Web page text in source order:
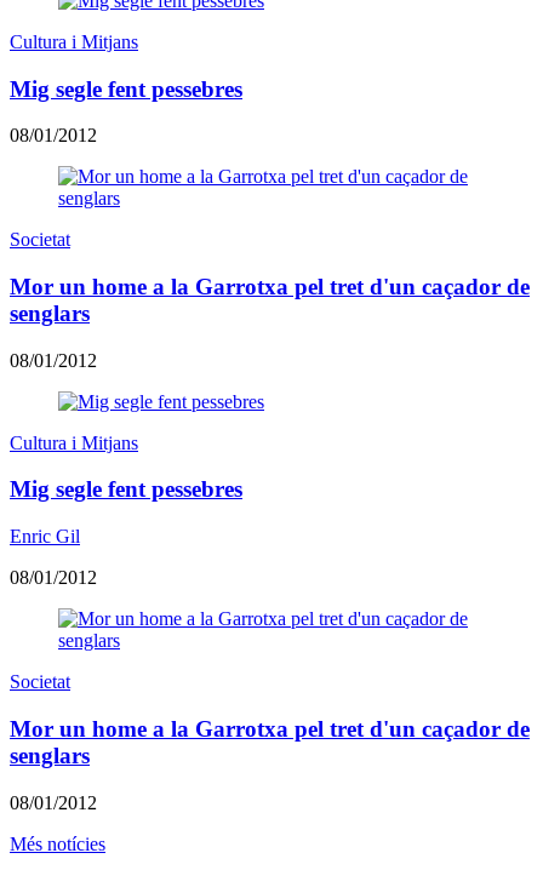
Cultura i Mitjans
Mig segle fent pessebres
08/01/2012
Societat
Mor un home a la Garrotxa pel tret d'un caçador de
senglars
08/01/2012
Cultura i Mitjans
Mig segle fent pessebres
Enric Gil
08/01/2012
Societat
Mor un home a la Garrotxa pel tret d'un caçador de
senglars
08/01/2012
Més notícies